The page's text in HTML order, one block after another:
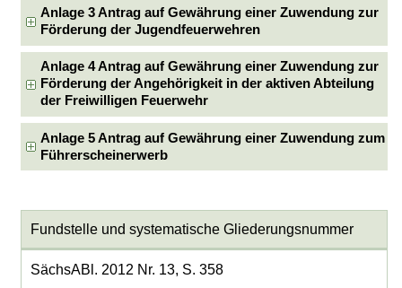
Anlage 3 Antrag auf Gewährung einer Zuwendung zur
Förderung der Jugendfeuerwehren
Anlage 4 Antrag auf Gewährung einer Zuwendung zur
Förderung der Angehörigkeit in der aktiven Abteilung
der Freiwilligen Feuerwehr
Anlage 5 Antrag auf Gewährung einer Zuwendung zum
Führerscheinerwerb
Fundstelle und systematische Gliederungsnummer
SächsABl. 2012 Nr. 13, S. 358